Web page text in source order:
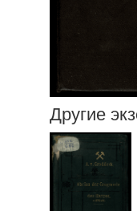
Другие